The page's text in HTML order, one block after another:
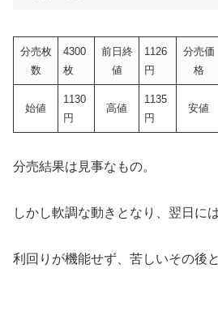
分売枚
数
4300
枚
前日終
値
1126
円
分売価
格
始値
1130
円
高値
1135
円
安値
分売結果は見事なもの。
しかし軟調な動きとなり、翌日に
利回りが機能せず、苦しいその後